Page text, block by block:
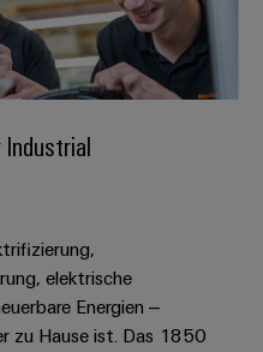
elektrische
Energien –
zu Hause ist. Das 1850